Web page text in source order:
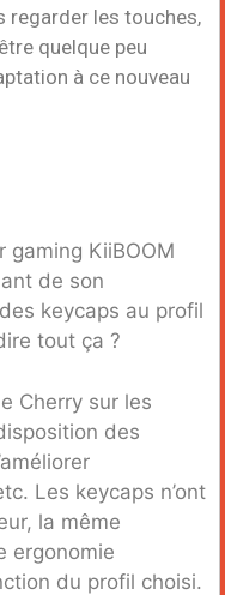
regarder les touches,
quelque peu
à ce nouveau
gaming KiiBOOM
de son
keycaps au profil
tout ça ?
Cherry sur les
des
Les keycaps n’ont
la même
ergonomie
du profil choisi.